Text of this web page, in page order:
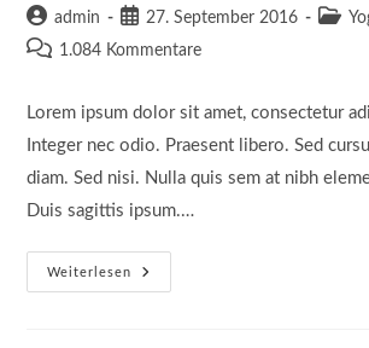
Beitrags-
Autor:
admin
Beitrag
veröffentlicht:
27. September 2016
Beitrags-1.084 Kommentare
Lorem ipsum dolor sit amet, consectetur
Integer nec odio. Praesent libero. Sed
diam. Sed nisi. Nulla quis sem at nibh
Duis sagittis ipsum.…
Weiterlesen
Velusce
Suscipit